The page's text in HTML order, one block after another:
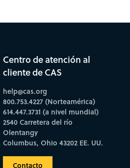
Centro de atención al
cliente de CAS
help@cas.org
800.753.4227 (Norteamérica)
614.447.3731 (a nivel mundial)
2540 Carretera del río
Olentangy
Columbus, Ohio 43202 EE. UU.
Contacto